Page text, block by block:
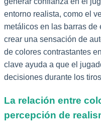
entorno realista, como el
metálicos en las barras
crear una sensación de
de colores contrastantes
clave ayuda a que el
decisiones durante los
La relación entre
percepción de